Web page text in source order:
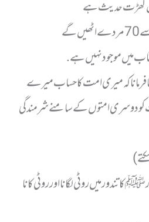
من گھڑت حدیث ہے
میں موجود نہیں ہے.
فرمانا کہ میری امت کا حساب میرے
دوسری امتوں کے سامنے شرمندگی
تندور میں روٹی لگانا اور روٹی کا نا